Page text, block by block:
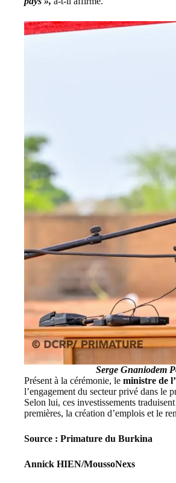
Serge Gnaniodem
Présent à la cérémonie, le ministre de
l’engagement du secteur privé dans le
Selon lui, ces investissements
premières, la création d’emplois et le
Source : Primature du Burkina
Annick HIEN/MoussoNexs